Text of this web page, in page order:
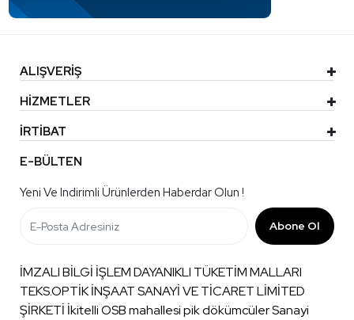
ALIŞVERİŞ
HİZMETLER
İRTİBAT
E-BÜLTEN
Yeni Ve Indirimli Ürünlerden Haberdar Olun !
Abone Ol
İMZALI BİLGİ İŞLEM DAYANIKLI TÜKETİM MALLARI
TEKS.OPTİK İNŞAAT SANAYİ VE TİCARET LİMİTED
ŞİRKETİ İkitelli OSB mahallesi pik dökümcüler Sanayi